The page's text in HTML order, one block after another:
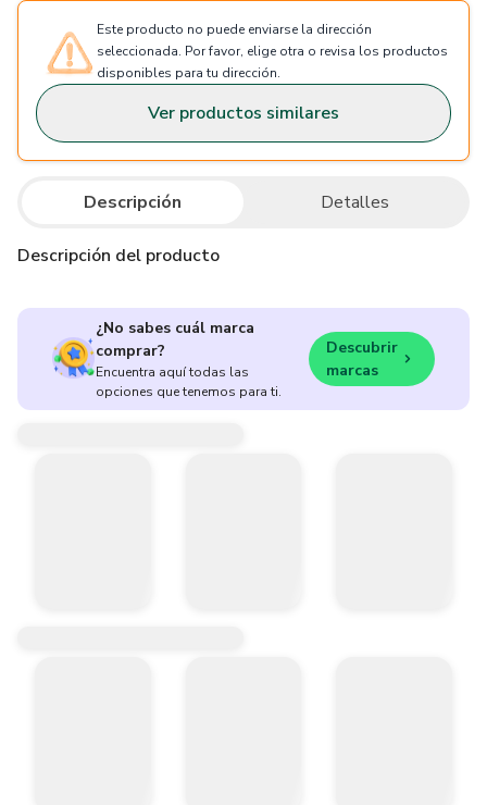
Este producto no puede enviarse la dirección
seleccionada. Por favor, elige otra o revisa los productos
disponibles para tu dirección.
Ver productos similares
Descripción Detalles
Descripción del producto
¿No sabes cuál marca
comprar?
Encuentra aquí todas las
opciones que tenemos para ti.
Descubrir
marcas